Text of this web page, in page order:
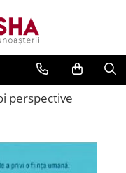
perspective